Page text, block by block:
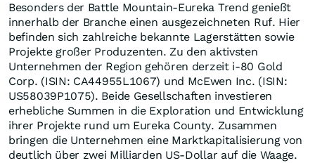
Besonders der Battle Mountain-Eureka Trend genießt
innerhalb der Branche einen ausgezeichneten Ruf. Hier
befinden sich zahlreiche bekannte Lagerstätten sowie
Projekte großer Produzenten. Zu den aktivsten
Unternehmen der Region gehören derzeit i-80 Gold
Corp. (ISIN: CA44955L1067) und McEwen Inc. (ISIN:
US58039P1075). Beide Gesellschaften investieren
erhebliche Summen in die Exploration und Entwicklung
ihrer Projekte rund um Eureka County. Zusammen
bringen die Unternehmen eine Marktkapitalisierung von
deutlich über zwei Milliarden US-Dollar auf die Waage.